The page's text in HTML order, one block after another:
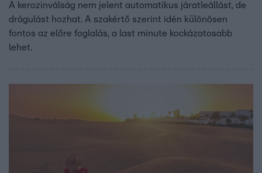
A kerozinválság nem jelent automatikus járatleállást, de
drágulást hozhat. A szakértő szerint idén különösen
fontos az előre foglalás, a last minute kockázatosabb
lehet.